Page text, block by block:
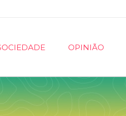
OPINIÃO